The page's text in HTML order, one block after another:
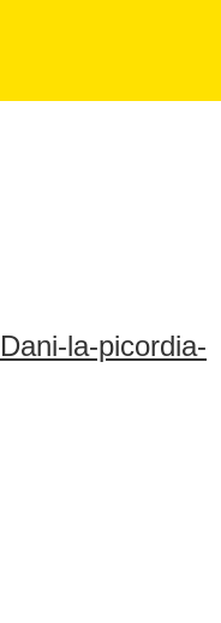
la-picordia-